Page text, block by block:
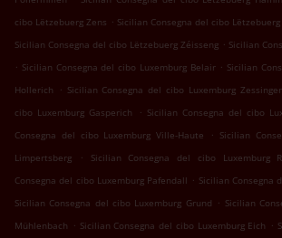
cibo Lëtzebuerg Zens . Sicilian Consegna del cibo
Sicilian Consegna del cibo Lëtzebuerg Zéisseng . Sicilian
. Sicilian Consegna del cibo Luxemburg Belair . Sicilian
Hollerich
. Sicilian Consegna del cibo Luxemburg Zessingen
cibo Luxemburg Gasperich
. Sicilian Consegna del cibo
Consegna del cibo Luxemburg Ville-Haute
. Sicilian
Limpertsberg
. Sicilian Consegna del cibo Luxemburg
Consegna del cibo Luxemburg Pafendall . Sicilian Consegna
Sicilian Consegna del cibo Luxemburg Grund . Sicilian
Mühlenbach . Sicilian Consegna del cibo Luxemburg Eich .